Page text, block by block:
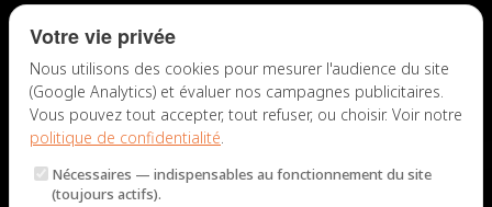
Avis clients
Candidater chez nous
NOUS CONTACTER
Lun – Jeu : 9h – 12h / 14h – 18h
Votre vie privée
Nous utilisons des cookies pour mesurer l'audience du site
(Google Analytics) et évaluer nos campagnes publicitaires.
Vous pouvez tout accepter, tout refuser, ou choisir. Voir notre
politique de confidentialité.
Nécessaires — indispensables au fonctionnement du site
(toujours actifs).